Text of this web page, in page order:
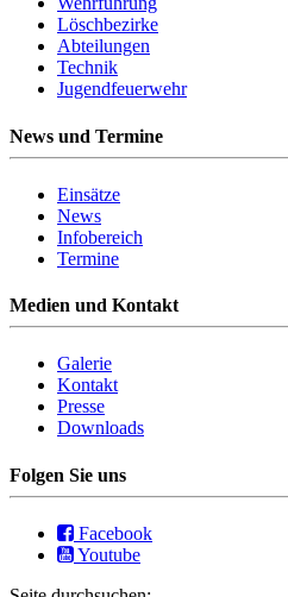
Löschbezirke
Abteilungen
Technik
Jugendfeuerwehr
News und Termine
Einsätze
News
Infobereich
Termine
Medien und Kontakt
Galerie
Kontakt
Presse
Downloads
Folgen Sie uns
Facebook
Youtube